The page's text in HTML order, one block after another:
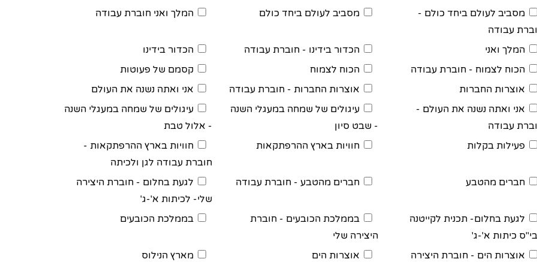
מסביב לעולם ביחד כולם -
עבודה
מסביב לעולם ביחד כולם המלך ואני חוברת עבודה
המלך ואני הכדור בידינו - חוברת עבודה
הכדור בידינו
הכוח לצמוח - חוברת עבודה
הכוח לצמוח
קסמם של פעוטות
אוצרות החברות
אוצרות החברות - חוברת עבודה
אני ואתה נשנה את העולם
אני ואתה נשנה את העולם -
עבודה
עיגולים של שמחה במעגלי השנה
- שבט סיון
עיגולים של שמחה במעגלי השנה
- אלול טבת
פעילות בקלות
חוויות בארץ ההרפתקאות
חוויות בארץ ההרפתקאות -
חוברת עבודה לגן ולכיתה
חברים מהטבע
חברים מהטבע - חוברת עבודה
לגעת בחלום - חוברת היצירה
שלי- לכיתות א'-ג'
לגעת בחלום- תכנית לקייטנה
כיתות א'-ג'
בממלכת הכובעים - חוברת
היצירה שלי
בממלכת הכובעים
אוצרות הים - חוברת היצירה
אוצרות הים מארץ הנילוס